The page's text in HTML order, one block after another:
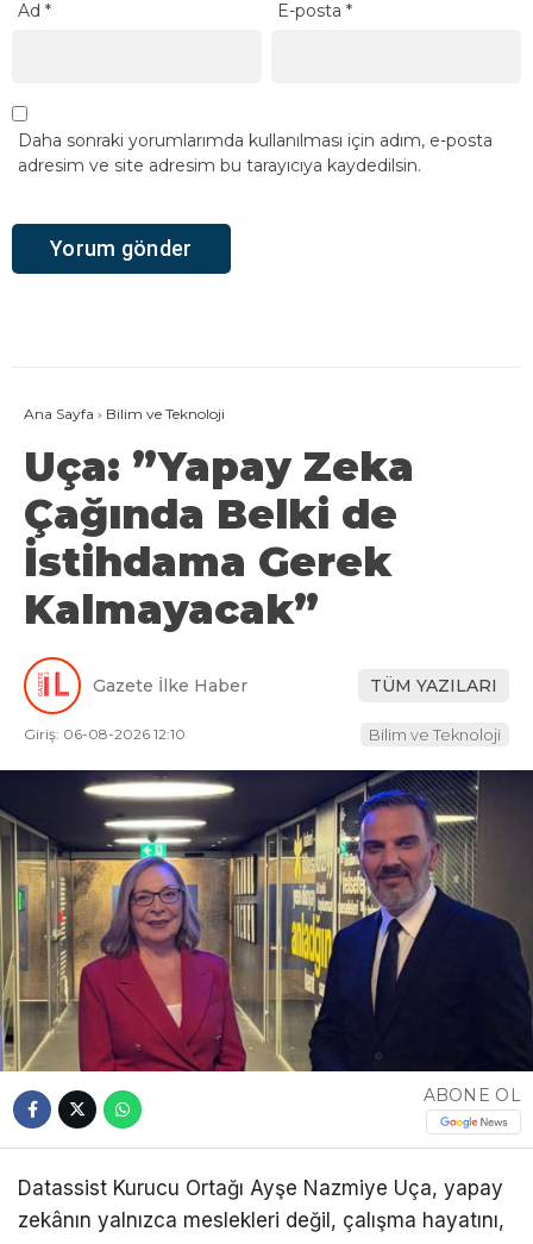
Ad * E-posta*
Daha sonraki yorumlarımda kullanılması için adım, e-posta
adresim ve site adresim bu tarayıcıya kaydedilsin.
Ana Sayfa › Bilim ve Teknoloji
Uça: ”Yapay Zeka
Çağında Belki de
İstihdama Gerek
Kalmayacak”
Gazete İlke Haber TÜM YAZILARI
Giriş: 06-08-2026 12:10 Bilim ve Teknoloji
ABONE OL
Datassist Kurucu Ortağı Ayşe Nazmiye Uça, yapay
zekânın yalnızca meslekleri değil, çalışma hayatını,